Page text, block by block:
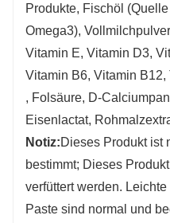
Produkte, Fischöl
Omega3),
Vitamin E, Vitamin D3,
Vitamin B6, Vitamin
, Folsäure, D-
Eisenlactat,
Notiz:Dieses Produkt ist
bestimmt; Dieses
verfüttert werden.
Paste sind normal und